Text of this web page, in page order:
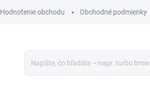
Hodnotenie obchodu Obchodné podmienky